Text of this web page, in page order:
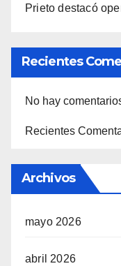
Prieto destacó
Recientes
No hay
Recientes
Archivos
mayo 2026
abril 2026